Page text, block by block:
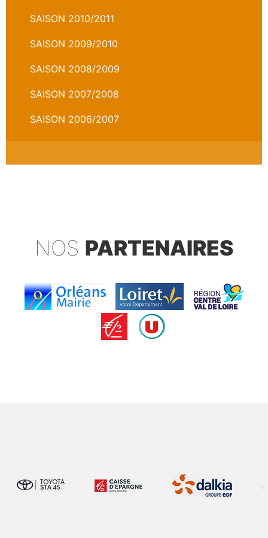
SAISON 2010/2011
SAISON 2009/2010
SAISON 2008/2009
SAISON 2007/2008
SAISON 2006/2007
NOS PARTENAIRES